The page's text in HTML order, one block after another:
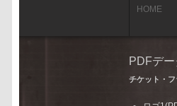
HOME
PDFデ
チケット・